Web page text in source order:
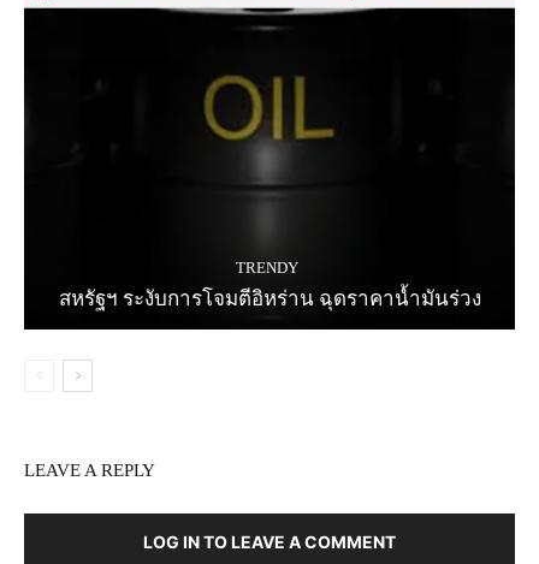
TRENDY
สหรัฐฯ ระงับการโจมตีอิหร่าน ฉุดราคาน้ำมันร่วง
LEAVE A REPLY
LOG IN TO LEAVE A COMMENT